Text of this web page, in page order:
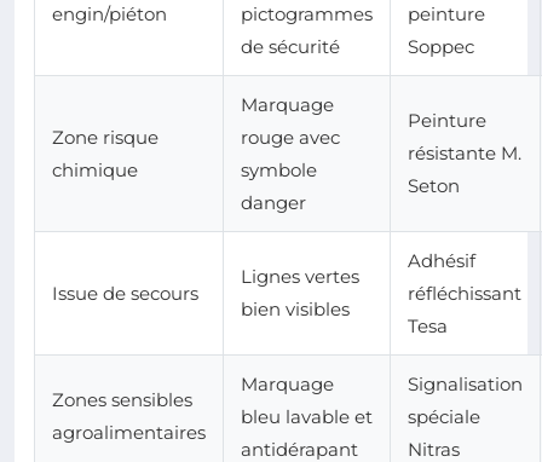
engin/piéton
pictogrammes
de sécurité
peinture
Soppec
Zone risque
chimique
Marquage
rouge avec
symbole
danger
Peinture
résistante M.
Seton
Issue de secours
Lignes vertes
bien visibles
Adhésif
réfléchissant
Tesa
Zones sensibles
agroalimentaires
Marquage
bleu lavable et
antidérapant
Signalisation
spéciale
Nitras